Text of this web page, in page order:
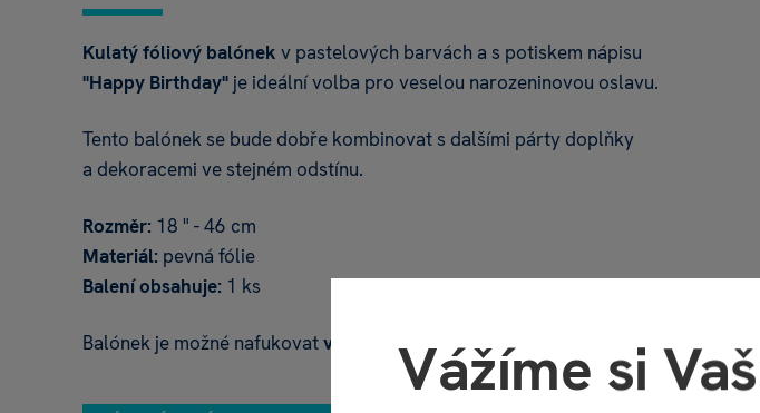
Kulatý fóliový balónek v pastelových barvách a s potiskem nápisu
"Happy Birthday" je ideální volba pro veselou narozeninovou oslavu.
Tento balónek se bude dobře kombinovat s dalšími párty doplňky
a dekoracemi ve stejném odstínu.
Rozměr: 18 " - 46 cm
Materiál: pevná fólie
Balení obsahuje: 1 ks
Balónek je možné nafukovatvzduchem i heliem
Vážíme si